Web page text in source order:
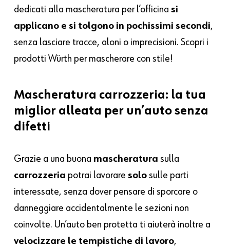
dedicati alla mascheratura per l’officina si
applicano e si tolgono in pochissimi secondi,
senza lasciare tracce, aloni o imprecisioni. Scopri i
prodotti Würth per mascherare con stile!
Mascheratura carrozzeria: la tua
miglior alleata per un’auto senza
difetti
Grazie a una buona mascheraturasulla
carrozzeria potrai lavoraresolo sulle parti
interessate, senza dover pensare di sporcare o
danneggiare accidentalmente le sezioni non
coinvolte. Un’auto ben protetta ti aiuterà inoltre a
velocizzare le tempistiche di lavoro,